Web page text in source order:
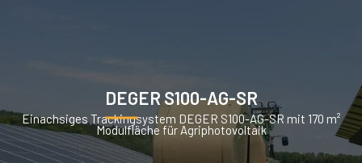
DEGER S100-AG-SR
Einachsiges Trackingsystem DEGER S100-AG-SR mit 170 m²
Modulfläche für Agriphotovoltaik